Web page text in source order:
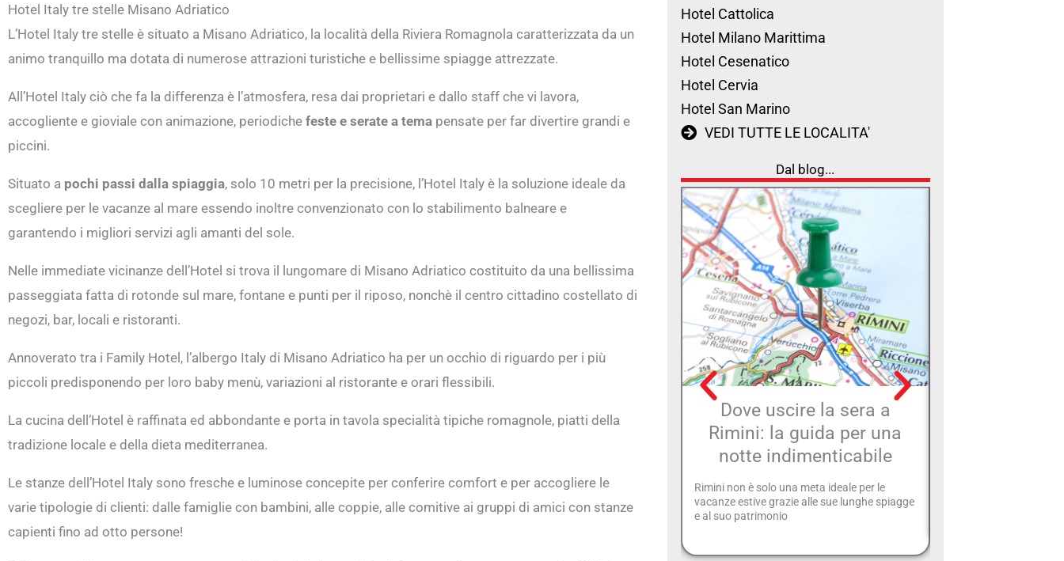
Hotel Italy tre stelle Misano Adriatico
L’Hotel Italy tre stelle è situato a Misano Adriatico, la località della Riviera Romagnola caratterizzata da un
animo tranquillo ma dotata di numerose attrazioni turistiche e bellissime spiagge attrezzate.
All’Hotel Italy ciò che fa la differenza è l’atmosfera, resa dai proprietari e dallo staff che vi lavora,
accogliente e gioviale con animazione, periodiche feste e serate a tema pensate per far divertire grandi e
piccini.
Situato a pochi passi dalla spiaggia, solo 10 metri per la precisione, l’Hotel Italy è la soluzione ideale da
scegliere per le vacanze al mare essendo inoltre convenzionato con lo stabilimento balneare e
garantendo i migliori servizi agli amanti del sole.
Nelle immediate vicinanze dell’Hotel si trova il lungomare di Misano Adriatico costituito da una bellissima
passeggiata fatta di rotonde sul mare, fontane e punti per il riposo, nonchè il centro cittadino costellato di
negozi, bar, locali e ristoranti.
Annoverato tra i Family Hotel, l’albergo Italy di Misano Adriatico ha per un occhio di riguardo per i più
piccoli predisponendo per loro baby menù, variazioni al ristorante e orari flessibili.
La cucina dell’Hotel è raffinata ed abbondante e porta in tavola specialità tipiche romagnole, piatti della
tradizione locale e della dieta mediterranea.
Le stanze dell’Hotel Italy sono fresche e luminose concepite per conferire comfort e per accogliere le
varie tipologie di clienti: dalle famiglie con bambini, alle coppie, alle comitive ai gruppi di amici con stanze
capienti fino ad otto persone!
Hotel Cattolica
Hotel Milano Marittima
Hotel Cesenatico
Hotel Cervia
Hotel San Marino
VEDI TUTTE LE LOCALITA'
Dal blog...
Dove uscire la sera a
Rimini: la guida per una
notte indimenticabile
Rimini non è solo una meta ideale per le
vacanze estive grazie alle sue lunghe spiagge
e al suo patrimonio